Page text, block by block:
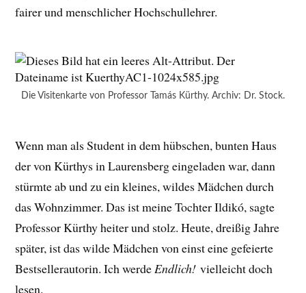
fairer und menschlicher Hochschullehrer.
Die Visitenkarte von Professor Tamás Kürthy. Archiv: Dr. Stock.
Wenn man als Student in dem hübschen, bunten Haus
der von Kürthys in Laurensberg eingeladen war, dann
stürmte ab und zu ein kleines, wildes Mädchen durch
das Wohnzimmer. Das ist meine Tochter Ildikó, sagte
Professor Kürthy heiter und stolz. Heute, dreißig Jahre
später, ist das wilde Mädchen von einst eine gefeierte
Bestsellerautorin. Ich werdeEndlich! vielleicht doch
lesen.